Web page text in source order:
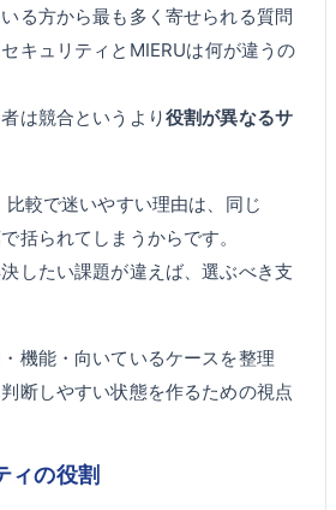
る方から最も多く寄せられる質問
キュリティとMIERUは何が違うの
は競合というより役割が異なるサ
較で迷いやすい理由は、同じ
括られてしまうからです。
したい課題が違えば、選ぶべき支
機能・向いているケースを整理
断しやすい状態を作るための視点
ィの役割